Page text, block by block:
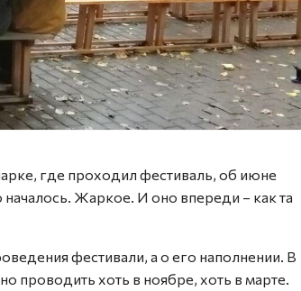
где проходил фестиваль, об июне
началось. Жаркое. И оно впереди – как та
фестивали, а о его наполнении. В
проводить хоть в ноябре, хоть в марте.